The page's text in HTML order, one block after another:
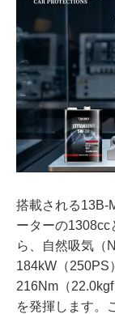
搭載される13B-
ーターの1308cc
ら、自然吸気（
184kW（250PS
216Nm（
を発揮します。